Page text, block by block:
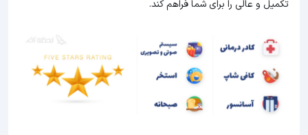
تکمیل و عالی را برای شما فراهم کند.